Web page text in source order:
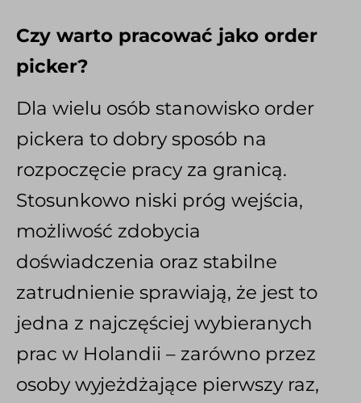
Czy warto pracować jako order
picker?
Dla wielu osób stanowisko order
pickera to dobry sposób na
rozpoczęcie pracy za granicą.
Stosunkowo niski próg wejścia,
możliwość zdobycia
doświadczenia oraz stabilne
zatrudnienie sprawiają, że jest to
jedna z najczęściej wybieranych
prac w Holandii – zarówno przez
osoby wyjeżdżające pierwszy raz,